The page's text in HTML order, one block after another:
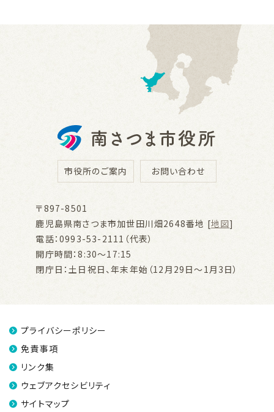
市役所のご案内 お問い合わせ
〒897-8501
鹿児島県南さつま市加世田川畑2648番地 [地図]
電話：0993-53-2111（代表）
開庁時間：8:30～17:15
閉庁日：土日祝日、年末年始（12月29日～1月3日）
プライバシーポリシー
免責事項
リンク集
ウェブアクセシビリティ
サイトマップ